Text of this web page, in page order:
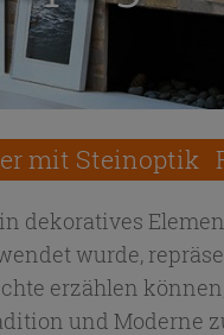
mit Steinoptik
dekoratives
wurde,
erzählen
und Moderne